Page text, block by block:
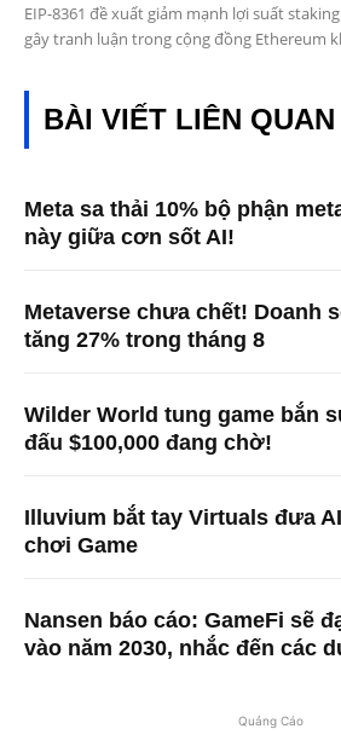
EIP-8361 đề xuất giảm mạnh lợi suất
gây tranh luận trong cộng đồng Ethereum
BÀI VIẾT LIÊN QUAN
Meta sa thải 10% bộ phận
này giữa cơn sốt AI!
Metaverse chưa chết! Doanh
tăng 27% trong tháng 8
Wilder World tung game bắn
đấu $100,000 đang chờ!
Illuvium bắt tay Virtuals đưa
chơi Game
Nansen báo cáo: GameFi sẽ
vào năm 2030, nhắc đến các
Quảng Cáo